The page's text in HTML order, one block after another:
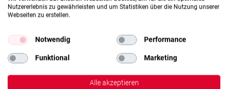
Nutzererlebnis zu gewährleisten und um Statistiken über die Nutzung unserer
Webseiten zu erstellen.
Notwendig Performance
Funktional Marketing
Alle akzeptieren